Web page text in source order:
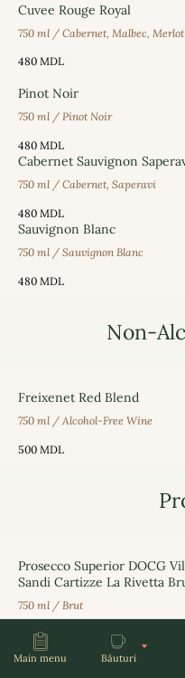
Main menu Băuturi
Cuvee Rouge Royal
750 ml / Cabernet, Malbec, Merlot
480 MDL
Pinot Noir
750 ml / Pinot Noir
480 MDL
Cabernet Sauvignon
750 ml / Cabernet, Saperavi
480 MDL
Sauvignon Blanc
750 ml / Sauvignon Blanc
480 MDL
Non-
Freixenet Red Blend
750 ml / Alcohol-Free Wine
500 MDL
Prosecco Superior DOCG
Sandi Cartizze La Rivetta
750 ml / Brut
1 300 MDL
Prosecco Superior DOCG
Sandi Asolo Brut